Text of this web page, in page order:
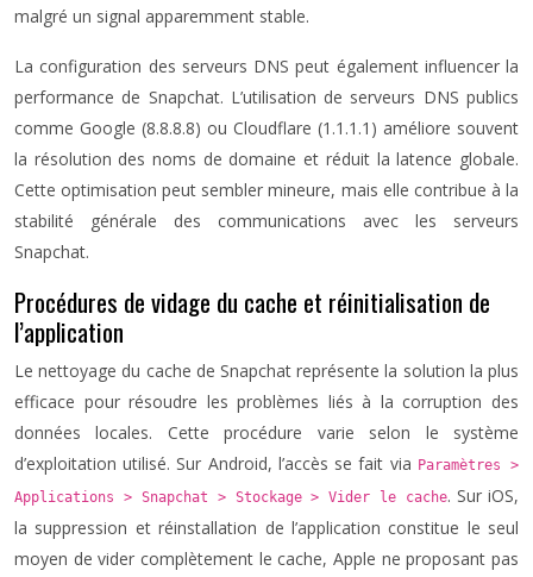
malgré un signal apparemment stable.
La configuration des serveurs DNS peut également influencer la
performance de Snapchat. L’utilisation de serveurs DNS publics
comme Google (8.8.8.8) ou Cloudflare (1.1.1.1) améliore souvent
la résolution des noms de domaine et réduit la latence globale.
Cette optimisation peut sembler mineure, mais elle contribue à la
stabilité générale des communications avec les serveurs
Snapchat.
Procédures de vidage du cache et réinitialisation de
l’application
Le nettoyage du cache de Snapchat représente la solution la plus
efficace pour résoudre les problèmes liés à la corruption des
données locales. Cette procédure varie selon le système
d’exploitation utilisé. Sur Android, l’accès se fait via Paramètres >
Applications > Snapchat > Stockage > Vider le cache. Sur iOS,
la suppression et réinstallation de l’application constitue le seul
moyen de vider complètement le cache, Apple ne proposant pas